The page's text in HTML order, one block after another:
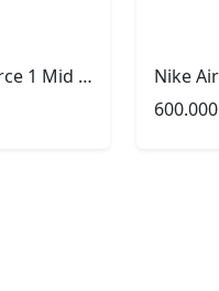
Nike Air Force 1 Mid ’07 ‘White Black’
600.000